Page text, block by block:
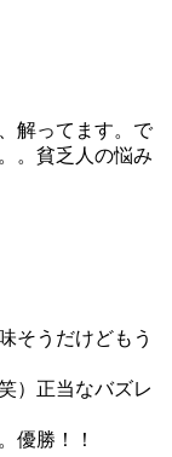
解ってます。で
。貧乏人の悩み
そうだけどもう
）正当なバズレ
優勝！！